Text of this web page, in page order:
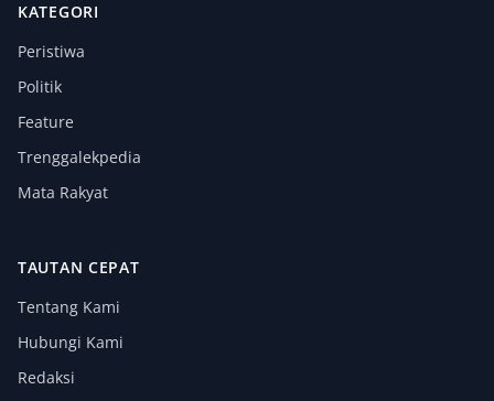
KATEGORI
Peristiwa
Politik
Feature
Trenggalekpedia
Mata Rakyat
TAUTAN CEPAT
Tentang Kami
Hubungi Kami
Redaksi